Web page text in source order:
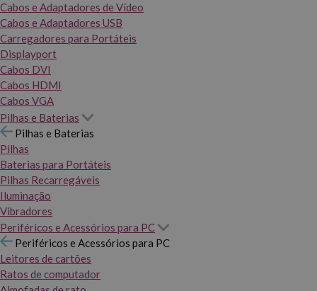
Cabos e Adaptadores de Vídeo
Cabos e Adaptadores USB
Carregadores para Portáteis
Displayport
Cabos DVI
Cabos HDMI
Cabos VGA
Pilhas e Baterias
Pilhas e Baterias
Pilhas
Baterias para Portáteis
Pilhas Recarregáveis
Iluminação
Vibradores
Periféricos e Acessórios para PC
Periféricos e Acessórios para PC
Leitores de cartões
Ratos de computador